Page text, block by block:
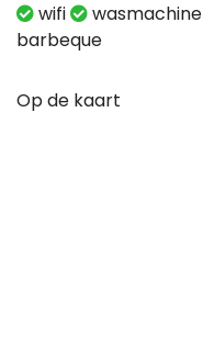
wifi wasmachine
barbeque
Op de kaart